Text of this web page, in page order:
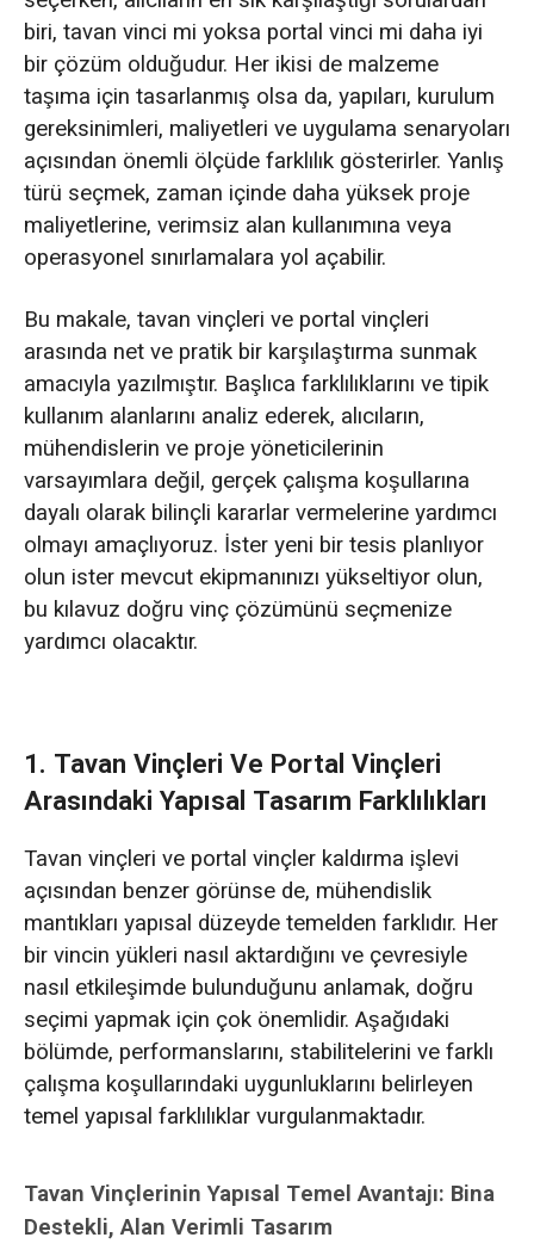
Tavan Vinçlerinin Yapısal Temel Avantajı: Bina
Destekli, Alan Verimli Tasarım
Yapısal Sınırlama
Portal Vinçlerin Yapısal Temel Avantajı: Ayak
Destekli, Kendi Kendini Destekleyen Yapı
Yapısal Sınırlama
2. Tavan ve Portal Vinçlerin Sektörler
Arasındaki Uygulama Farklılıkları
Tavan Vinçlerinin Uygulama Sektörü
Portal Vinçlerin Uygulama Sektörü
3. Tavan ve Portal Vinçlerin Maliyet
Karşılaştırması
Çalışma Ortamınıza En Uygun Vinç
Uygulanabilirliği Belirler
2. Uygulama Ortamı: İç Mekan Verimliliği ve
Dış Mekan Esnekliği
3. Maliyet Perspektifi: Toplam Proje Maliyeti /
Ekipman Fiyatı
Kaldırma çözümleriniz için neden Dafang
Vinç'i tercih etmelisiniz?
biri, tavan vinci mi yoksa portal vinci mi daha iyi
bir çözüm olduğudur. Her ikisi de malzeme
taşıma için tasarlanmış olsa da, yapıları, kurulum
gereksinimleri, maliyetleri ve uygulama senaryoları
açısından önemli ölçüde farklılık gösterirler. Yanlış
türü seçmek, zaman içinde daha yüksek proje
maliyetlerine, verimsiz alan kullanımına veya
operasyonel sınırlamalara yol açabilir.
Bu makale, tavan vinçleri ve portal vinçleri
arasında net ve pratik bir karşılaştırma sunmak
amacıyla yazılmıştır. Başlıca farklılıklarını ve tipik
kullanım alanlarını analiz ederek, alıcıların,
mühendislerin ve proje yöneticilerinin
varsayımlara değil, gerçek çalışma koşullarına
dayalı olarak bilinçli kararlar vermelerine yardımcı
olmayı amaçlıyoruz. İster yeni bir tesis planlıyor
olun ister mevcut ekipmanınızı yükseltiyor olun,
bu kılavuz doğru vinç çözümünü seçmenize
yardımcı olacaktır.
1. Tavan Vinçleri Ve Portal Vinçleri
Arasındaki Yapısal Tasarım Farklılıkları
Tavan vinçleri ve portal vinçler kaldırma işlevi
açısından benzer görünse de, mühendislik
mantıkları yapısal düzeyde temelden farklıdır. Her
bir vincin yükleri nasıl aktardığını ve çevresiyle
nasıl etkileşimde bulunduğunu anlamak, doğru
seçimi yapmak için çok önemlidir. Aşağıdaki
bölümde, performanslarını, stabilitelerini ve farklı
çalışma koşullarındaki uygunluklarını belirleyen
temel yapısal farklılıklar vurgulanmaktadır.
Tavan Vinçlerinin Yapısal Temel Avantajı: Bina
Destekli, Alan Verimli Tasarım